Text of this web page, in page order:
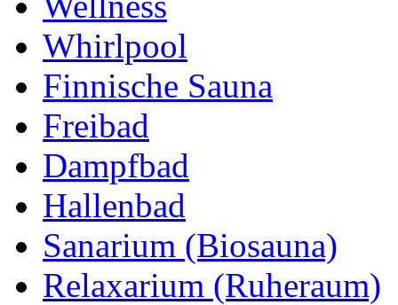
Whirlpool
Finnische Sauna
Freibad
Dampfbad
Hallenbad
Sanarium (Biosauna)
Relaxarium (Ruheraum)